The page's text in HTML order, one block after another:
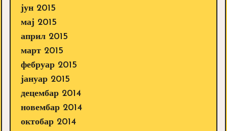
јун 2015
мај 2015
април 2015
март 2015
фебруар 2015
јануар 2015
децембар 2014
новембар 2014
октобар 2014